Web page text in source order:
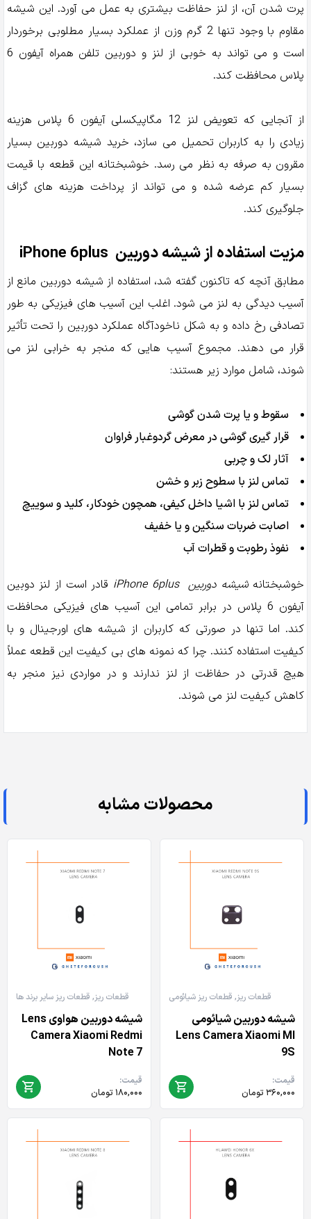
پرت شدن آن، از لنز حفاظت بیشتری به عمل می آورد. این شیشه
مقاوم با وجود تنها 2 گرم وزن از عملکرد بسیار مطلوبی برخوردار
است و می تواند به خوبی از لنز و دوربین تلفن همراه آیفون 6
پلاس محافظت کند.
از آنجایی که تعویض لنز 12 مگاپیکسلی آیفون 6 پلاس هزینه
زیادی را به کاربران تحمیل می سازد، خرید شیشه دوربین بسیار
مقرون به صرفه به نظر می رسد. خوشبختانه این قطعه با قیمت
بسیار کم عرضه شده و می تواند از پرداخت هزینه های گزاف
جلوگیری کند.
مزیت استفاده از شیشه دوربین iPhone 6plus
مطابق آنچه که تاکنون گفته شد، استفاده از شیشه دوربین مانع از
آسیب دیدگی به لنز می شود. اغلب این آسیب های فیزیکی به طور
تصادفی رخ داده و به شکل ناخودآگاه عملکرد دوربین را تحت تأثیر
قرار می دهند. مجموع آسیب هایی که منجر به خرابی لنز می
شوند، شامل موارد زیر هستند:
سقوط و یا پرت شدن گوشی
قرار گیری گوشی در معرض گردوغبار فراوان
آثار لک و چربی
تماس لنز با سطوح زبر و خشن
تماس لنز با اشیا داخل کیفی، همچون خودکار، کلید و سوییچ
اصابت ضربات سنگین و یا خفیف
نفوذ رطوبت و قطرات آب
خوشبختانهشیشه دوربین iPhone 6plus
قادر است از لنز دوبین
آیفون 6 پلاس در برابر تمامی این آسیب های فیزیکی محافظت
کند. اما تنها در صورتی که کاربران از شیشه های اورجینال و با
کیفیت استفاده کنند. چرا که نمونه های بی کیفیت این قطعه عملاً
هیچ قدرتی در حفاظت از لنز ندارند و در مواردی نیز منجر به
کاهش کیفیت لنز می شوند.
محصولات مشابه
قطعات ریز, قطعات ریز شیائومی
شیشه دوربین شیائومی
Lens Camera Xiaomi MI
9S
قیمت:
۳۶۰,۰۰۰ تومان
قطعات ریز, قطعات ریز سایر برند ها
شیشه دوربین هواوی Lens
Camera Xiaomi Redmi
Note 7
قیمت:
۱۸۰,۰۰۰ تومان